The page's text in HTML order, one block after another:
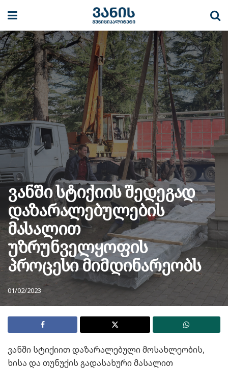
ვანში სტიქიის შედეგად
დაზარალებულების
მასალით
უზრუნველყოფის
პროცესი მიმდინარეობს
01/02/2023
ვანში სტიქიით დაზარალებული მოსახლეობის,
ხისა და თუნუქის გადასახური მასალით